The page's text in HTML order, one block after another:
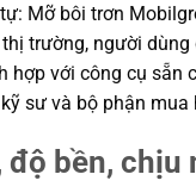
Mỡ bôi trơn
trường, người
hợp với công cụ sẵn
sư và bộ phận
bền, chịu